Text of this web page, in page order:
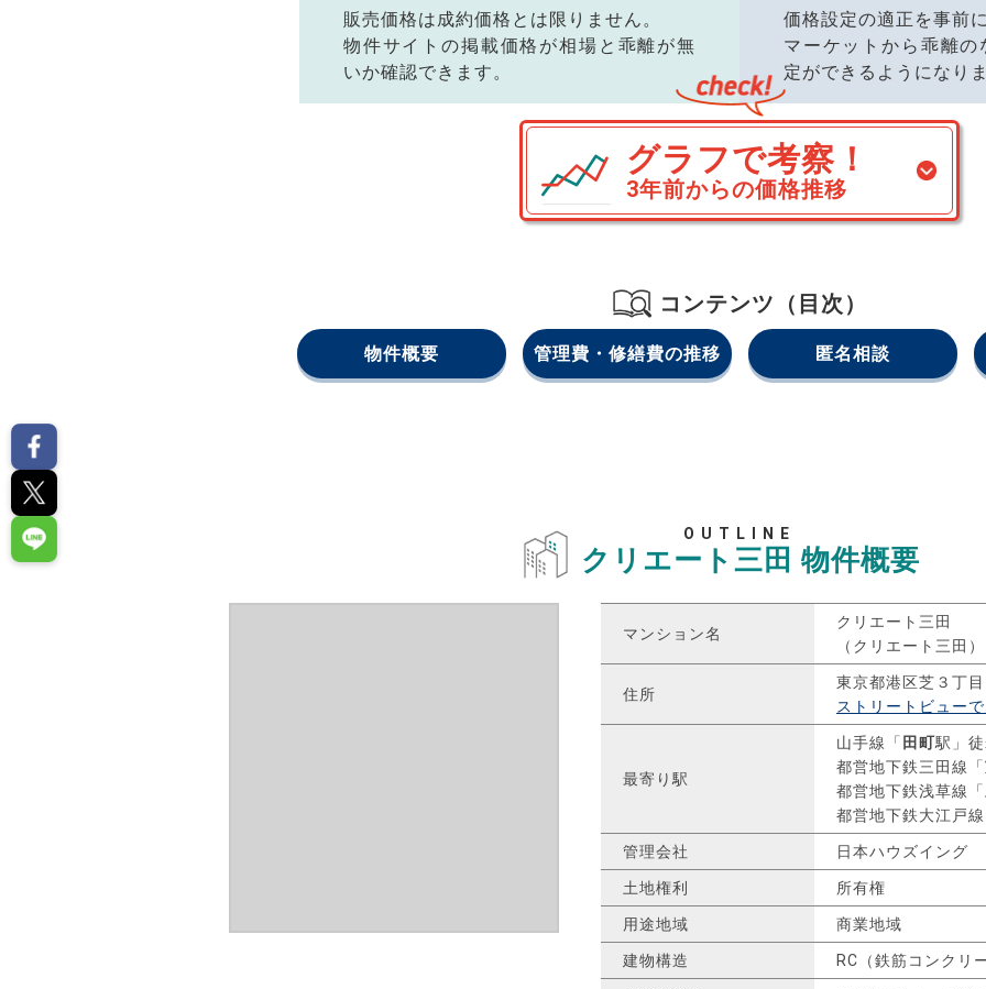
販売価格は成約価格とは限りません。
物件サイトの掲載価格が相場と乖離が無
いか確認できます。
価格設定の適正を事前
マーケットから乖離
定ができるようになり
グラフで考察！
3年前からの価格推移
コンテンツ（目次）
物件概要 管理費・修繕費の推移 匿名相談
OUTLINE
クリエート三田 物件概要
マンション名
クリエート三田
（クリエート三田）
住所
東京都港区芝３丁
ストリートビュー
最寄り駅
山手線「 田町駅」
都営地下鉄三田線「
都営地下鉄浅草線「
都営地下鉄大江戸
管理会社 日本ハウズイング
土地権利 所有権
用途地域 商業地域
建物構造 RC（鉄筋コンクリ